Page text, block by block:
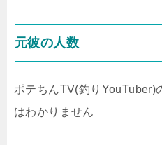
元彼の人数
ポテちんTV(釣りYouTuber)
はわかりません